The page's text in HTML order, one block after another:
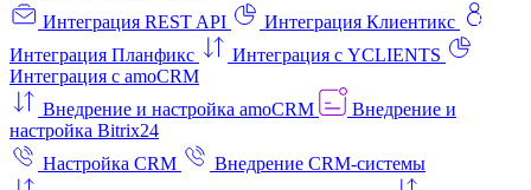
Интеграция REST API
Интеграция Клиентикс
Интеграция Планфикс
Интеграция с YCLIENTS
Интеграция с amoCRM
Внедрение и настройка amoCRM
Внедрение и
настройка Bitrix24
Настройка CRM
Внедрение CRM-системы